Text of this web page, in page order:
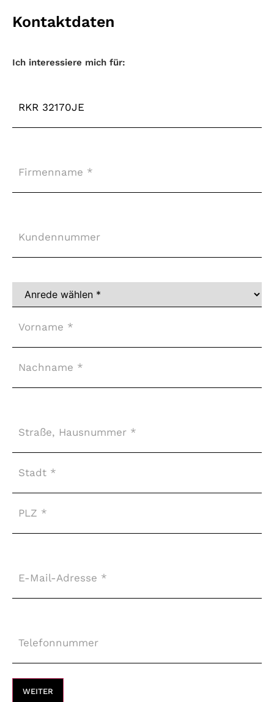
Kontaktdaten
Maschinentyp *
Ich interessiere mich für:
Vollständiger
Name*
Mail-
Adresse*
WEITER